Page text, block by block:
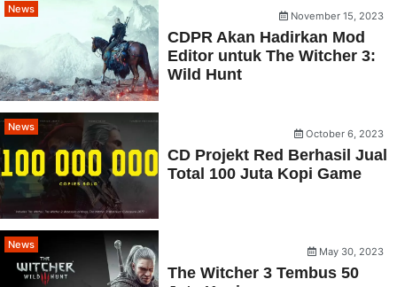
News
November 15, 2023
CDPR Akan Hadirkan Mod
Editor untuk The Witcher 3:
Wild Hunt
News
October 6, 2023
CD Projekt Red Berhasil Jual
Total 100 Juta Kopi Game
News
May 30, 2023
The Witcher 3 Tembus 50